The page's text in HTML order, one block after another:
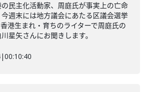
の民主化活動家、周庭氏が事実上の亡命
週末には地方議会にあたる区議会選挙
港生まれ・育ちのライターで周庭氏の
星矢さんにお聞きします。
|00:10:40